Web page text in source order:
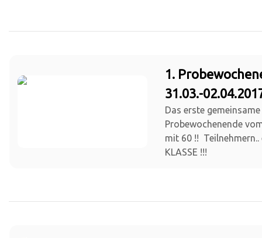
1.
31.03.-
Das erste
Probewochenende
mit 60 !!
KLASSE !!!